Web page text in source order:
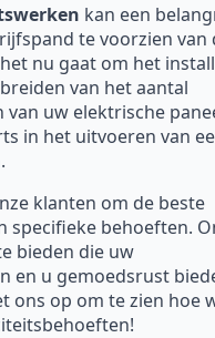
kan een
te voorzien van
nu gaat om het
van het aantal
uw elektrische
in het uitvoeren van
.
klanten om de beste
specifieke behoeften.
bieden die uw
en u gemoedsrust
ons op om te zien hoe